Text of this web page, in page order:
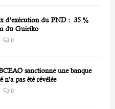
d’exécution du PND : 35 %
du Guiriko
0
sanctionne une banque
pas été révélée
0